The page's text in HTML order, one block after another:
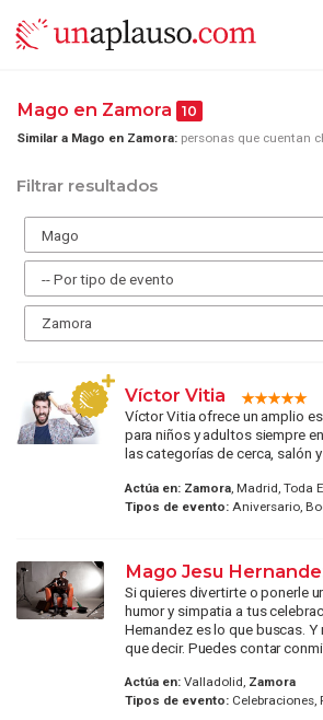
Mago en Zamora 10
Similar a Mago en Zamora: personas que cuentan
Filtrar resultados
Víctor Vitia
Víctor Vitia ofrece un amplio
para niños y adultos siempre
las categorías de cerca, salón y
Actúa en: Zamora, Madrid, Toda
Tipos de evento:Aniversario,
Mago Jesu
Si quieres divertirte o ponerle
humor y simpatia a tus
Hernandez es lo que buscas.
que decir. Puedes contar
Actúa en:Valladolid, Zamora
Tipos de evento:Celebraciones,